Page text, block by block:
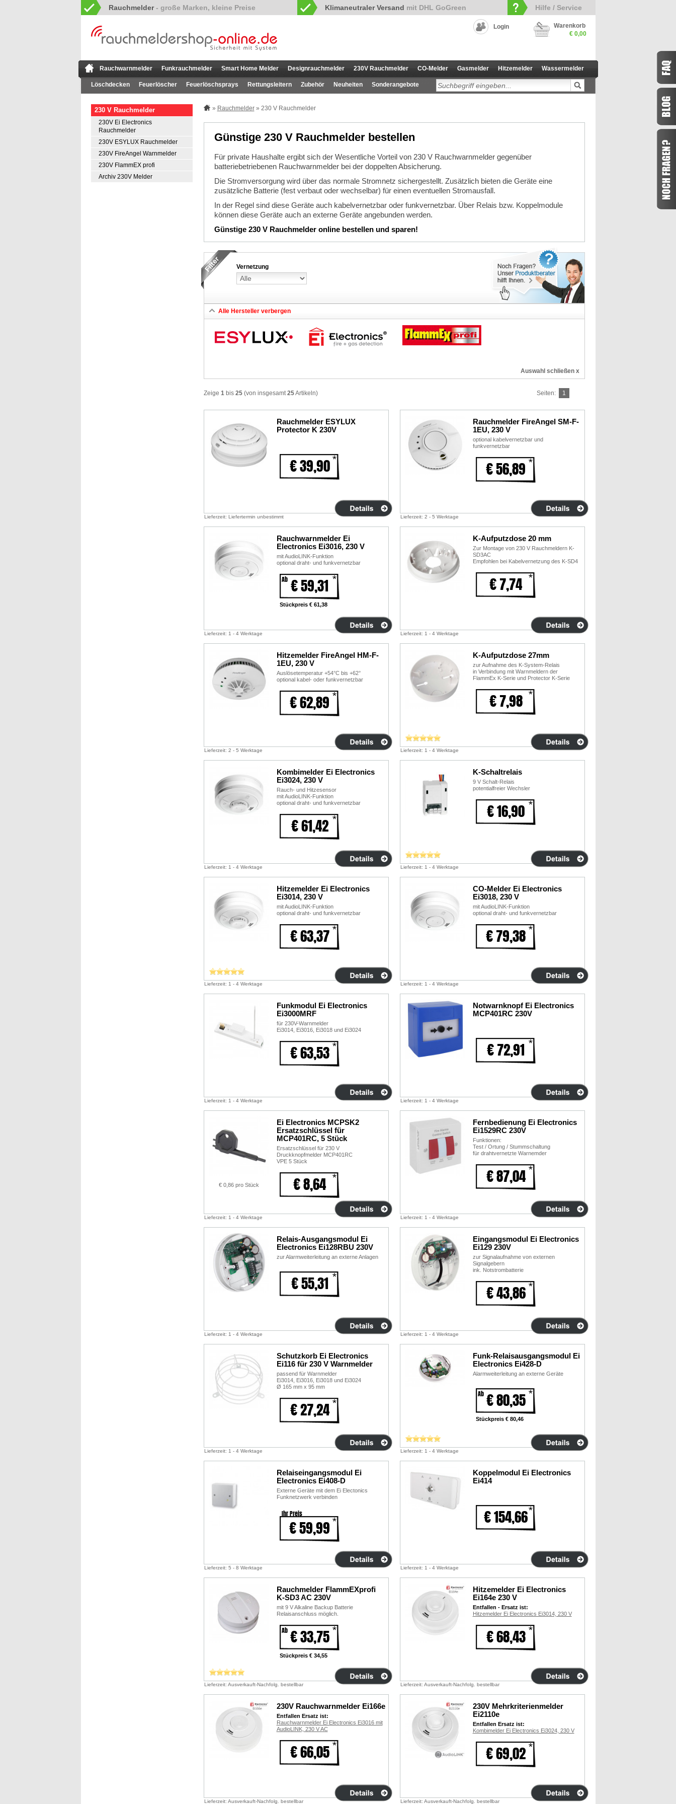
Rauchmelder Klimaneutraler Versand mit DHL GoGreen Hilfe / Service
Login
Warenkorb
€ 0,00
Rauchwarnmelder Funkrauchmelder Smart Home Melder Designrauchmelder 230V Rauchmelder CO-Melder Gasmelder Hitzemelder Wassermelder
Löschdecken Feuerlöscher Feuerlöschsprays Rettungsleitern Zubehör Neuheiten Sonderangebote
230 V Rauchmelder
230V Ei Electronics
Rauchmelder
230V ESYLUX Rauchmelder
230V FireAngel Warnmelder
230V FlammEX profi
Archiv 230V Melder
» Rauchmelder» 230 V Rauchmelder
Günstige 230 V Rauchmelder bestellen
Für private Haushalte ergibt sich der Wesentliche Vorteil von 230 V Rauchwarnmelder gegenüber
batteriebetriebenen Rauchwarnmelder bei der doppelten Absicherung.
Die Stromversorgung wird über das normale Stromnetz sichergestellt. Zusätzlich bieten die Geräte eine
zusätzliche Batterie (fest verbaut oder wechselbar) für einen eventuellen Stromausfall.
In der Regel sind diese Geräte auch kabelvernetzbar oder funkvernetzbar. Über Relais bzw. Koppelmodule
können diese Geräte auch an externe Geräte angebunden werden.
Günstige 230 V Rauchmelder online bestellen und sparen!
Vernetzung
Alle Hersteller verbergen
Auswahl schließen x
Zeige 1bis 25(von insgesamt25Artikeln) Seiten: 1
Rauchmelder ESYLUX
Protector K 230V
€ 39,90
Lieferzeit: Liefertermin unbestimmt
Rauchmelder FireAngel SM-F-
1EU, 230 V
optional kabelvernetzbar und
funkvernetzbar
€ 56,89
Lieferzeit: 2 - 5 Werktage
Rauchwarnmelder Ei
Electronics Ei3016, 230 V
mit AudioLINK-Funktion
optional draht- und funkvernetzbar
Ab € 59,31
Stückpreis € 61,38
Lieferzeit: 1 - 4 Werktage
K-Aufputzdose 20 mm
Zur Montage von 230 V Rauchmeldern K-
SD3AC
Empfohlen bei Kabelvernetzung des K-SD4
€ 7,74
Lieferzeit: 1 - 4 Werktage
Hitzemelder FireAngel HM-F-
1EU, 230 V
Auslösetemperatur +54°C bis +62°
optional kabel- oder funkvernetzbar
€ 62,89
Lieferzeit: 2 - 5 Werktage
K-Aufputzdose 27mm
zur Aufnahme des K-System-Relais
in Verbindung mit Warnmeldern der
FlammEx K-Serie und Protector K-Serie
€ 7,98
Lieferzeit: 1 - 4 Werktage
Kombimelder Ei Electronics
Ei3024, 230 V
Rauch- und Hitzesensor
mit AudioLINK-Funktion
optional draht- und funkvernetzbar
€ 61,42
Lieferzeit: 1 - 4 Werktage
K-Schaltrelais
9 V Schalt-Relais
potentialfreier Wechsler
€ 16,90
Lieferzeit: 1 - 4 Werktage
Hitzemelder Ei Electronics
Ei3014, 230 V
mit AudioLINK-Funktion
optional draht- und funkvernetzbar
€ 63,37
Lieferzeit: 1 - 4 Werktage
CO-Melder Ei Electronics
Ei3018, 230 V
mit AudioLINK-Funktion
optional draht- und funkvernetzbar
€ 79,38
Lieferzeit: 1 - 4 Werktage
Funkmodul Ei Electronics
Ei3000MRF
für 230V-Warnmelder
Ei3014, Ei3016, Ei3018 und Ei3024
€ 63,53
Lieferzeit: 1 - 4 Werktage
Notwarnknopf Ei Electronics
MCP401RC 230V
€ 72,91
Lieferzeit: 1 - 4 Werktage
€ 0,86 pro Stück
Ei Electronics MCPSK2
Ersatzschlüssel für
MCP401RC, 5 Stück
Ersatzschlüssel für 230 V
Druckknopfmelder MCP401RC
VPE 5 Stück
€ 8,64
Lieferzeit: 1 - 4 Werktage
Fernbedienung Ei Electronics
Ei1529RC 230V
Funktionen:
Test / Ortung / Stummschaltung
für drahtvernetzte Warnemder
€ 87,04
Lieferzeit: 1 - 4 Werktage
Relais-Ausgangsmodul Ei
Electronics Ei128RBU 230V
zur Alarmweiterleitung an externe Anlagen
€ 55,31
Lieferzeit: 1 - 4 Werktage
Eingangsmodul Ei Electronics
Ei129 230V
zur Signalaufnahme von externen
Signalgebern
ink. Notstrombatterie
€ 43,86
Lieferzeit: 1 - 4 Werktage
Schutzkorb Ei Electronics
Ei116 für 230 V Warnmelder
passend für Warnmelder
Ei3014, Ei3016, Ei3018 und Ei3024
Ø 165 mm x 95 mm
€ 27,24
Lieferzeit: 1 - 4 Werktage
Funk-Relaisausgangsmodul Ei
Electronics Ei428-D
Alarmweiterleitung an externe Geräte
Ab € 80,35
Stückpreis € 80,46
Lieferzeit: 1 - 4 Werktage
Relaiseingangsmodul Ei
Electronics Ei408-D
Externe Geräte mit dem Ei Electonics
Funknetzwerk verbinden
Ihr Preis
€ 59,99
Lieferzeit: 5 - 8 Werktage
Koppelmodul Ei Electronics
Ei414
€ 154,66
Lieferzeit: 1 - 4 Werktage
Rauchmelder FlammEXprofi
K-SD3 AC 230V
mit 9 V Alkaline Backup Batterie
Relaisanschluss möglich.
Ab € 33,75
Stückpreis € 34,55
Lieferzeit: Ausverkauft-Nachfolg. bestellbar
Hitzemelder Ei Electronics
Ei164e 230 V
Entfallen - Ersatz ist:
Hitzemelder Ei Electronics Ei3014, 230 V
€ 68,43
Lieferzeit: Ausverkauft-Nachfolg. bestellbar
230V Rauchwarnmelder Ei166e
Entfallen Ersatz ist:
Rauchwarnmelder Ei Electronics Ei3016 mit
AudioLINK, 230 V AC
€ 66,05
Lieferzeit: Ausverkauft-Nachfolg. bestellbar
230V Mehrkriterienmelder
Ei2110e
Entfallen Ersatz ist:
Kombimelder Ei Electronics Ei3024, 230 V
€ 69,02
Lieferzeit: Ausverkauft-Nachfolg. bestellbar